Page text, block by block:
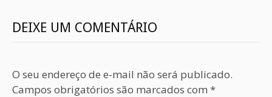
DEIXE UM COMENTÁRIO
O seu endereço de e-mail não será publicado.
Campos obrigatórios são marcados com *